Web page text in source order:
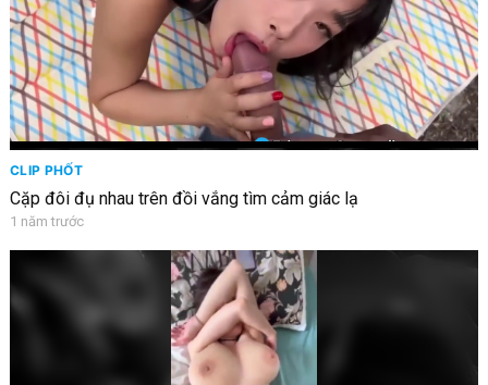
CLIP PHỐT
Cặp đôi đụ nhau trên đồi vắng tìm cảm giác lạ
1 năm trước